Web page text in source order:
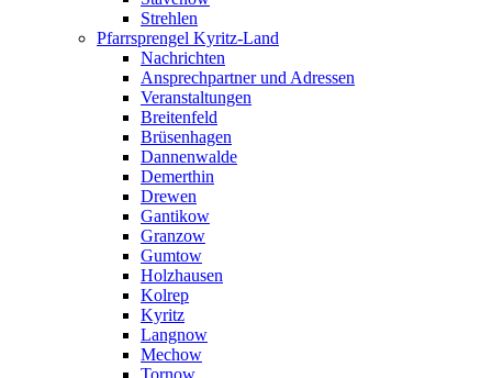
Strehlen
Pfarrsprengel Kyritz-Land
Nachrichten
Ansprechpartner und Adressen
Veranstaltungen
Breitenfeld
Brüsenhagen
Dannenwalde
Demerthin
Drewen
Gantikow
Granzow
Gumtow
Holzhausen
Kolrep
Kyritz
Langnow
Mechow
Tornow